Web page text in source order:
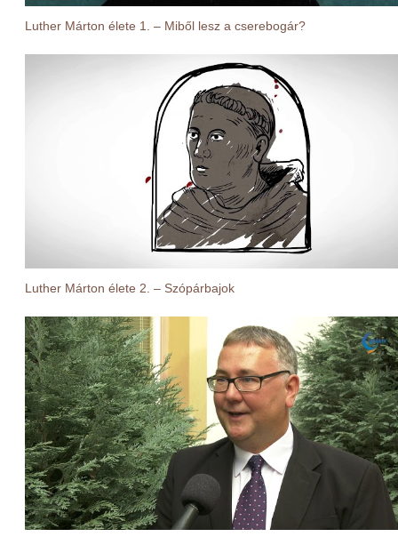
Luther Márton élete 1. – Miből lesz a cserebogár?
Luther Márton élete 2. – Szópárbajok